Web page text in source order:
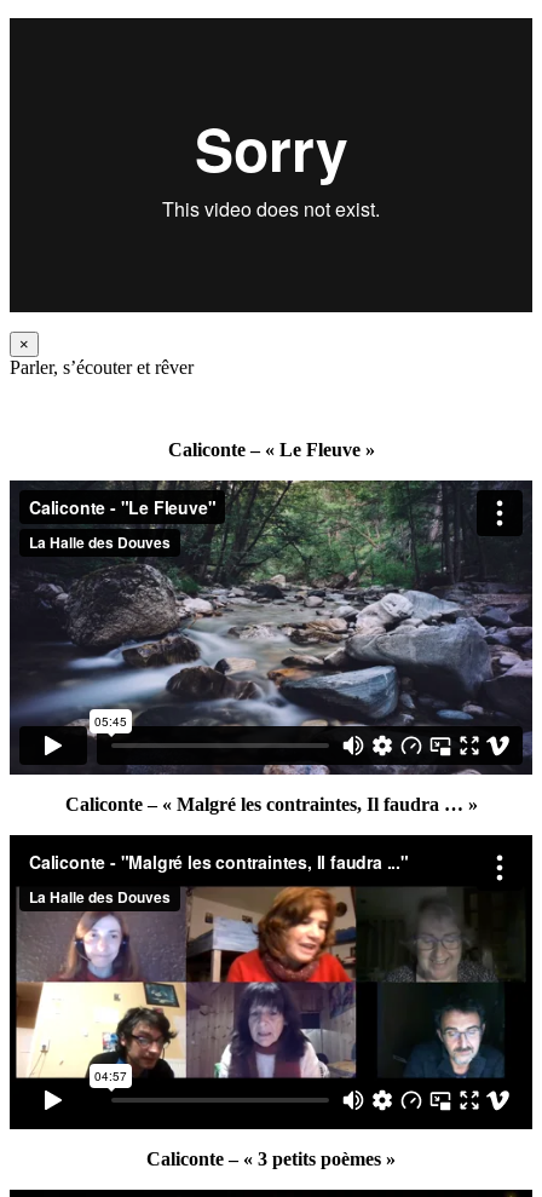
×
Parler, s’écouter et rêver
Caliconte – « Le Fleuve »
Caliconte – « Malgré les contraintes, Il faudra … »
Caliconte – « 3 petits poèmes »